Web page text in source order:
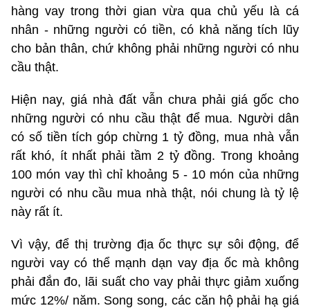
hàng vay trong thời gian vừa qua chủ yếu là cá
nhân - những người có tiền, có khả năng tích lũy
cho bản thân, chứ không phải những người có nhu
cầu thật.
Hiện nay, giá nhà đất vẫn chưa phải giá gốc cho
những người có nhu cầu thật để mua. Người dân
có số tiền tích góp chừng 1 tỷ đồng, mua nhà vẫn
rất khó, ít nhất phải tầm 2 tỷ đồng. Trong khoảng
100 món vay thì chỉ khoảng 5 - 10 món của những
người có nhu cầu mua nhà thật, nói chung là tỷ lệ
này rất ít.
Vì vậy, để thị trường địa ốc thực sự sôi động, để
người vay có thể mạnh dạn vay địa ốc mà không
phải đắn đo, lãi suất cho vay phải thực giảm xuống
mức 12%/ năm. Song song, các căn hộ phải hạ giá